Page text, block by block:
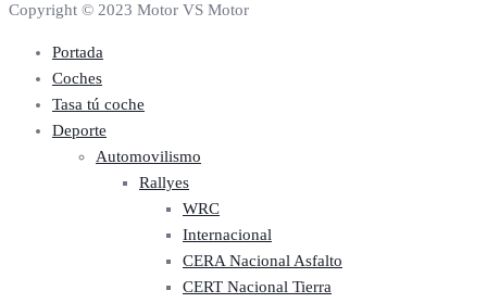
Copyright © 2023 Motor VS Motor
Portada
Coches
Tasa tú coche
Deporte
Automovilismo
Rallyes
WRC
Internacional
CERA Nacional Asfalto
CERT Nacional Tierra